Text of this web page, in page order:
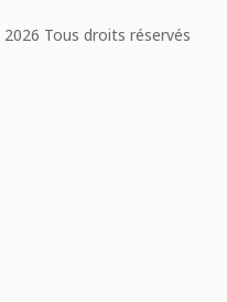
2026 Tous droits réservés